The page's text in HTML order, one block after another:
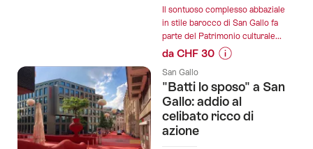
romantici
laghetti
balneabili":
Il sontuoso complesso abbaziale
in stile barocco di San Gallo fa
parte del Patrimonio culturale...
da CHF 30
sul
prezzo
dell’offerta
San Gallo
"Batti lo sposo" a San
Gallo: addio al
celibato ricco di
azione